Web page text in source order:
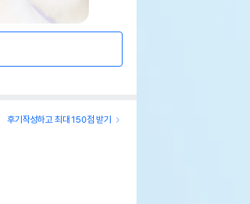
후기작성하고 최대 150점 받기